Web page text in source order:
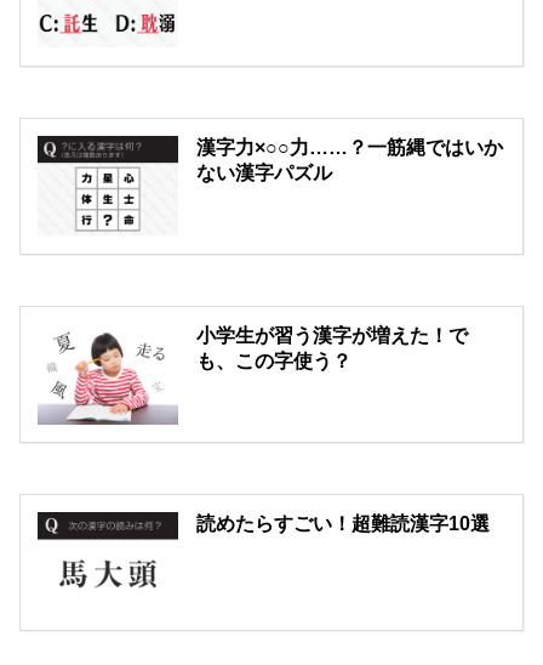
漢字力×○○力……？一筋縄ではいか
ない漢字パズル
小学生が習う漢字が増えた！で
も、この字使う？
読めたらすごい！超難読漢字10選